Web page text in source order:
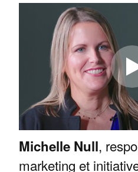
Michelle Null,
marketing et